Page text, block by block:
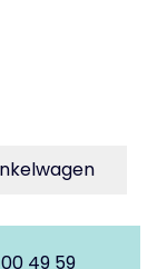
49 59